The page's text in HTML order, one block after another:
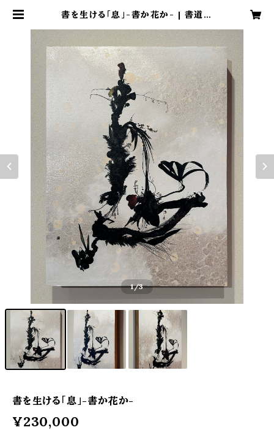
書を生ける「息」-書か花か- | 書道家
1/3
書を生ける「息」-書か花か-
¥230,000